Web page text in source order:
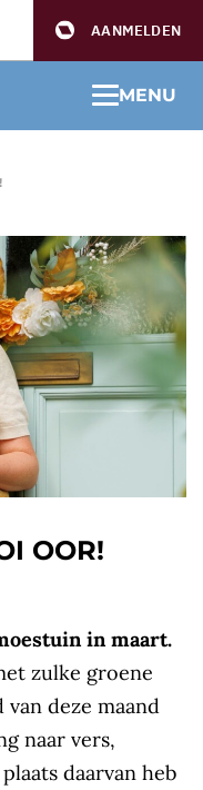
AANMELDEN
MENU
OOR!
in maart.
zulke groene
deze maand
naar vers,
daarvan heb